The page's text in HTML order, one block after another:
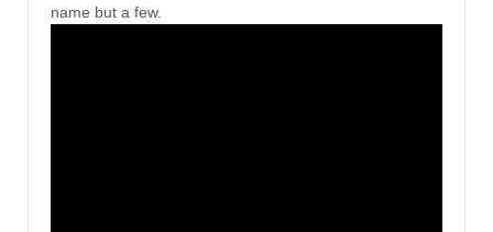
name but a few.